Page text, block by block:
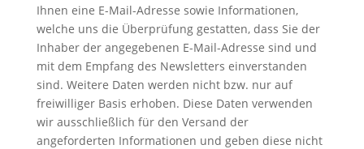
Ihnen eine E-Mail-Adresse sowie Informationen,
welche uns die Überprüfung gestatten, dass Sie der
Inhaber der angegebenen E-Mail-Adresse sind und
mit dem Empfang des Newsletters einverstanden
sind. Weitere Daten werden nicht bzw. nur auf
freiwilliger Basis erhoben. Diese Daten verwenden
wir ausschließlich für den Versand der
angeforderten Informationen und geben diese nicht